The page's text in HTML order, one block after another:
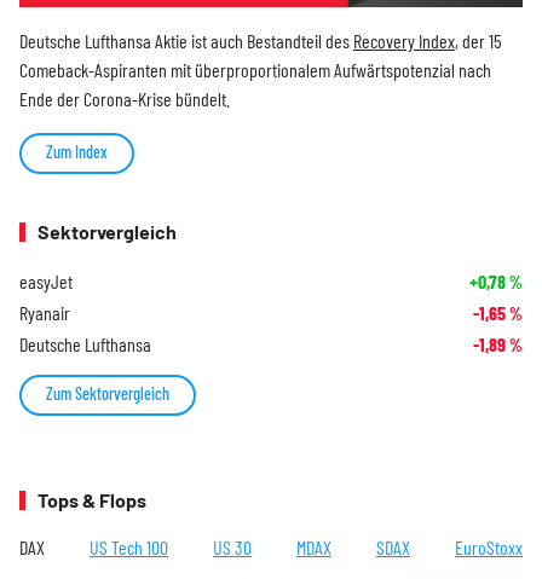
Deutsche Lufthansa Aktie ist auch Bestandteil des Recovery Index, der 15
Comeback-Aspiranten mit überproportionalem Aufwärtspotenzial nach
Ende der Corona-Krise bündelt.
Zum Index
Sektorvergleich
easyJet +0,78%
Ryanair -1,65%
Deutsche Lufthansa -1,89%
Zum Sektorvergleich
Tops & Flops
DAX US Tech 100 US 30 MDAX SDAX EuroStoxx